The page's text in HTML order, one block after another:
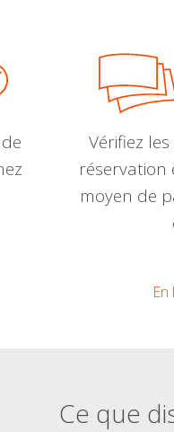
Vérifiez
réservation
moyen de
En
Ce que